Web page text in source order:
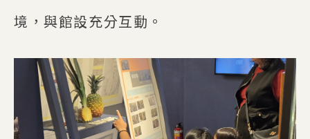
境，與館設充分互動。